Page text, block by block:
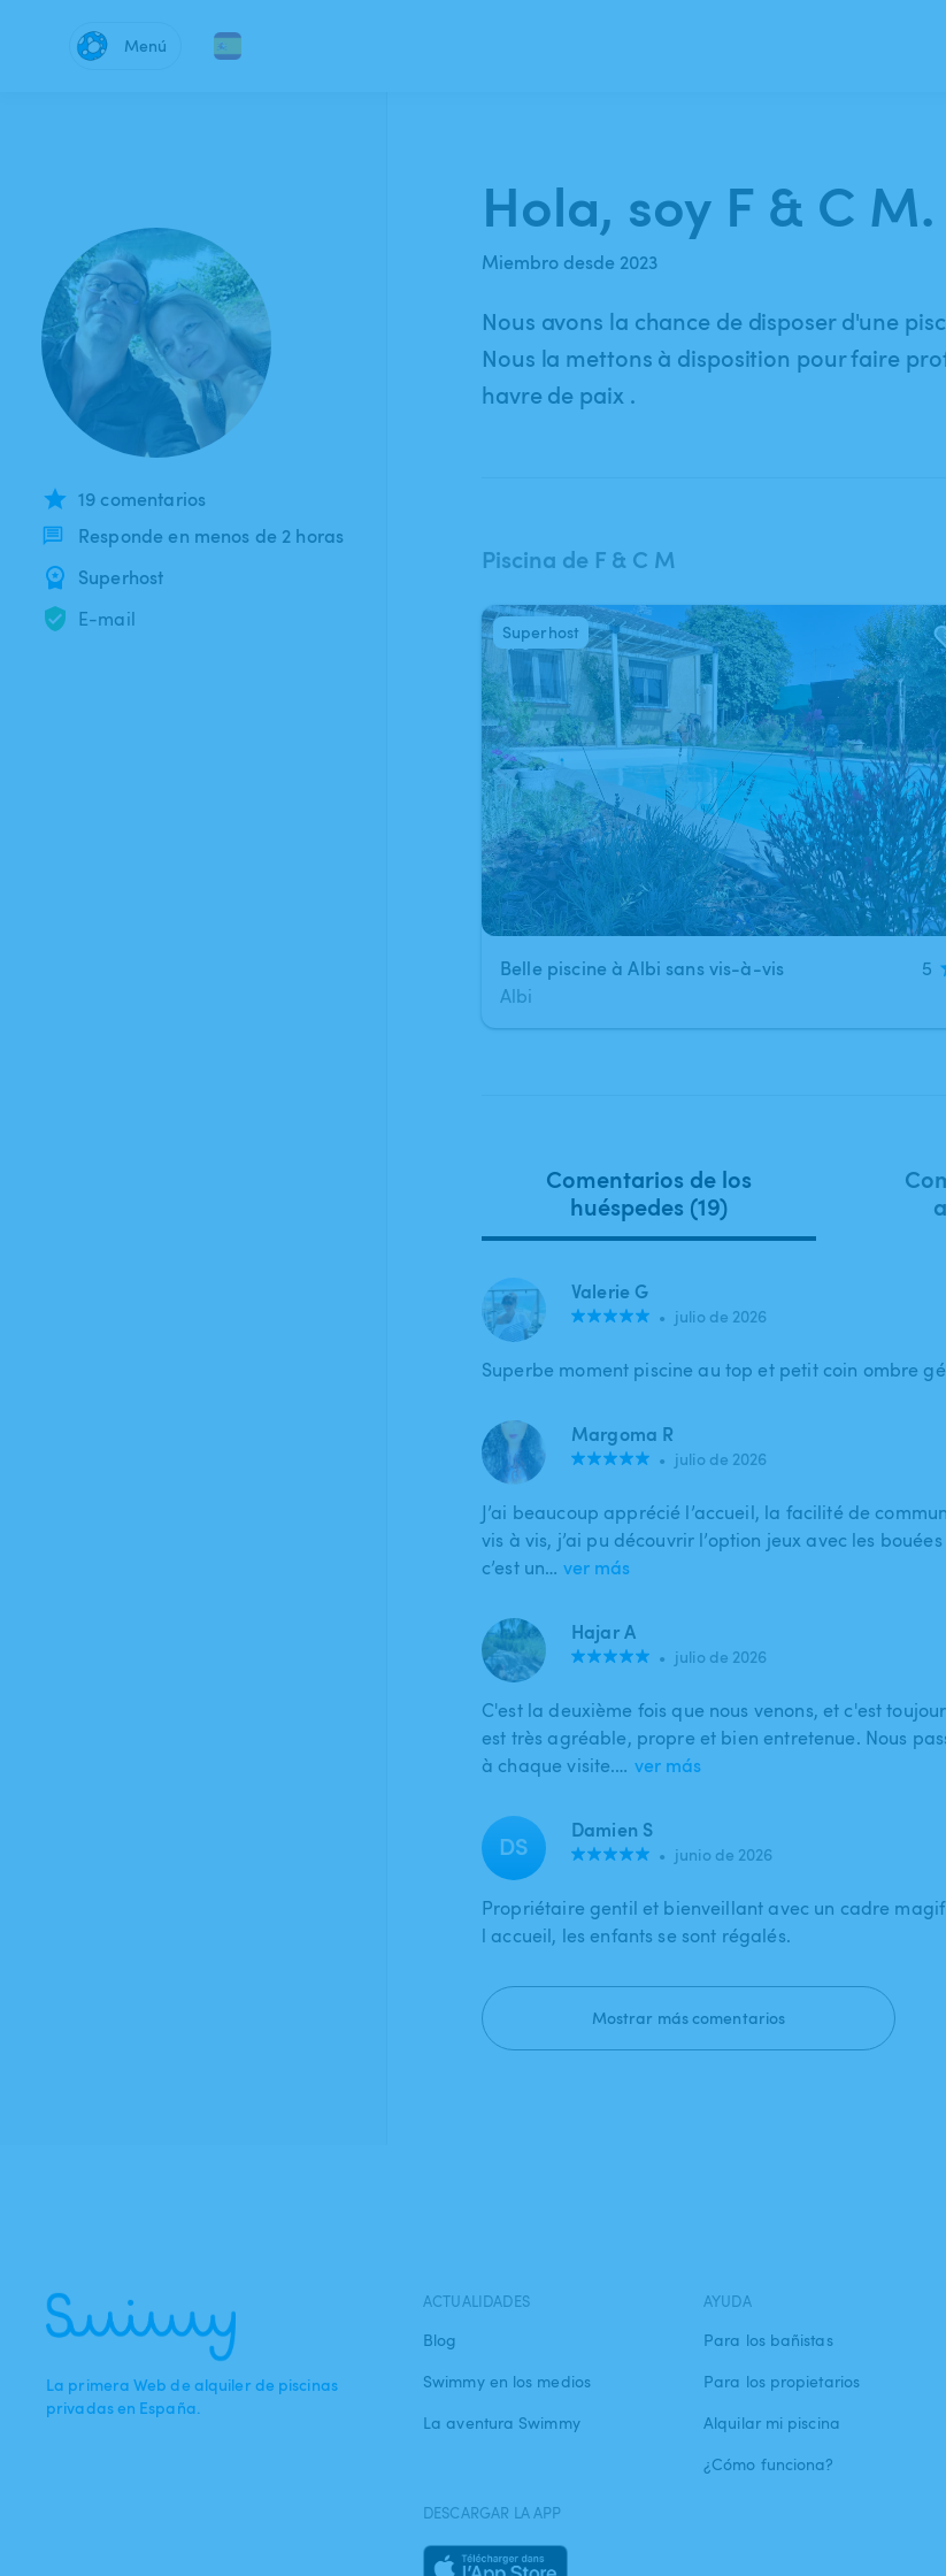
Menú
19 comentarios
Responde en menos de 2 horas
Superhost
E-mail
Hola, soy F & C M.
Miembro desde 2023
Nous avons la chance de disposer d'une
Nous la mettons à disposition pour faire
havre de paix .
Piscina de F & C M
1/9
Belle piscine à Albi sans vis-à-vis
5
Albi
Superhost
Comentarios de los
huéspedes (19)
Valerie G
• julio de 2026
Superbe moment piscine au top et petit coin ombre
Margoma R
• julio de 2026
J’ai beaucoup apprécié l’accueil, la facilité de
vis à vis, j’ai pu découvrir l’option jeux avec les
c’est un… ver más
Hajar A
• julio de 2026
C'est la deuxième fois que nous venons, et c'est
est très agréable, propre et bien entretenue. Nous
à chaque visite.… ver más
DS Damien S
• junio de 2026
Propriétaire gentil et bienveillant avec un cadre
l accueil, les enfants se sont régalés.
Mostrar más comentarios
La primera Web de alquiler de piscinas
privadas en España.
ACTUALIDADES
Blog
Swimmy en los medios
La aventura Swimmy
AYUDA
Para los bañistas
Para los propietarios
Alquilar mi piscina
¿Cómo funciona?
DESCARGAR LA APP